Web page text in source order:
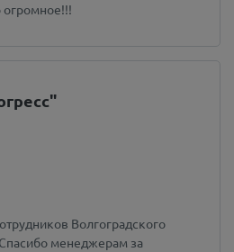
огромное!!!
Волгоградского
менеджерам за